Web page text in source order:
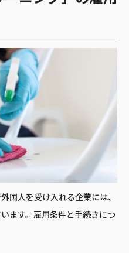
国人を受け入れる企業には、
ます。雇用条件と手続きにつ